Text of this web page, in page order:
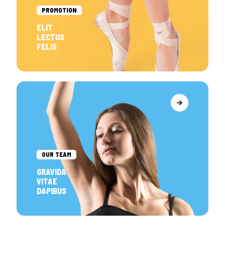
PROMOTION
ELIT
LECTUS
FELIS
OUR TEAM
GRAVIDA
VITAE
DAPIBUS